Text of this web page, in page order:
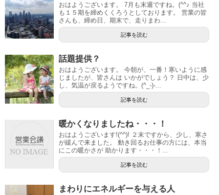
おはようございます。 7月も末週ですね。(^^♪ 当社
も１５期を締めくくろうとしております。 営業の皆
さんも、締め日、期末で、走りまわ...
記事を読む
話題提供？
おはようございます。 今朝が、一番！寒いように感
じましたが、皆さんは いかがでしょう？ 日中は、少
し、気温が戻るようですね。(^_-)-...
記事を読む
暖かくなりましたね・・・！
おはようございます!(^^)! ２末ですから、少し、寒さ
が緩んで来ました。 動き回るお仕事の方には、本当
にこの暖かさが 助かります・・・！...
記事を読む
まわりにエネルギーを与える人